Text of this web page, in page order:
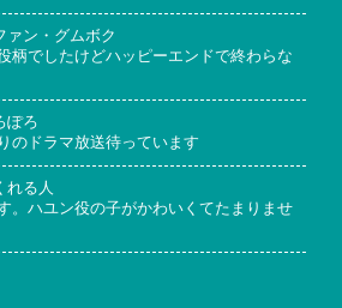
ァン・グムボク
柄でしたけどハッピーエンドで終わらな
ぽろ
のドラマ放送待っています
れる人
。ハユン役の子がかわいくてたまりませ